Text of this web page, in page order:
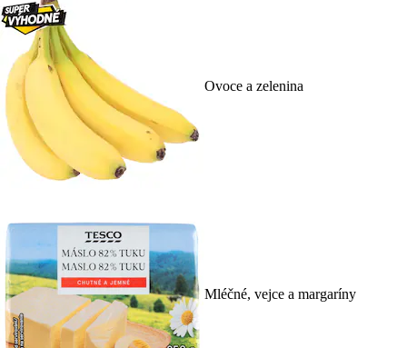
Ovoce a zelenina
Mléčné, vejce a margaríny